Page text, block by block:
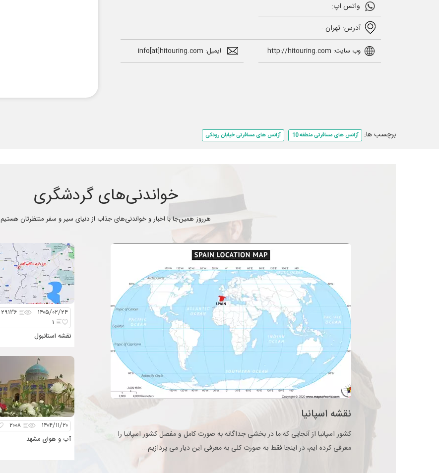
واتس اپ:
آدرس: تهران -
وب سایت: http://hitouring.com ایمیل: info[at]hitouring.com
برچسب ها: آژانس های مسافرتی منطقه 10 آژانس های مسافرتی خیابان رودکی
خواندنی‌های گردشگری
هرروز همین‌جا با اخبار و خواندنی‌های جذاب از دنیای سیر و سفر منتظرتان هستیم
نقشه اسپانیا
کشور اسپانیا از آنجایی که ما در بخشی جداگانه به صورت کامل و مفصل کشور اسپانیا را
معرفی کرده ایم، در اینجا فقط به صورت کلی به معرفی این دیار می پردازیم...
۱۴۰۵/۰۲/۲۴
۲۹۱۳۶
۱
نقشه استانبول
۱۴۰۴/۱۱/۲۰ ۲۰۰۸
آب و هوای مشهد